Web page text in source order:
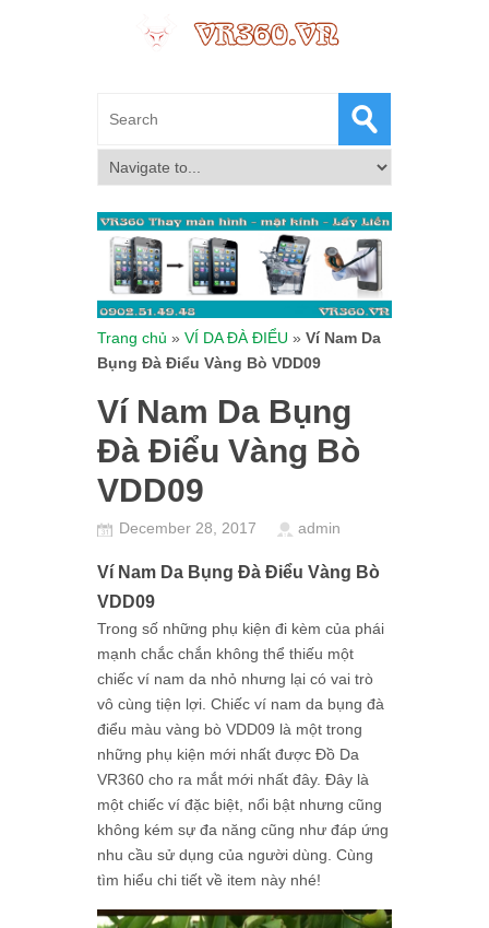
Trang chủ » VÍ DA ĐÀ ĐIỂU » Ví Nam Da
Bụng Đà Điểu Vàng Bò VDD09
Ví Nam Da Bụng
Đà Điểu Vàng Bò
VDD09
December 28, 2017 admin
Ví Nam Da Bụng Đà Điểu Vàng Bò
VDD09
Trong số những phụ kiện đi kèm của phái
mạnh chắc chắn không thể thiếu một
chiếc ví nam da nhỏ nhưng lại có vai trò
vô cùng tiện lợi. Chiếc ví nam da bụng đà
điểu màu vàng bò VDD09 là một trong
những phụ kiện mới nhất được Đồ Da
VR360 cho ra mắt mới nhất đây. Đây là
một chiếc ví đặc biệt, nổi bật nhưng cũng
không kém sự đa năng cũng như đáp ứng
nhu cầu sử dụng của người dùng. Cùng
tìm hiểu chi tiết về item này nhé!